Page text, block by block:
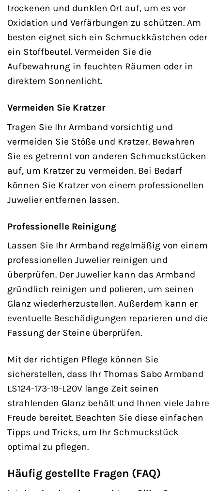
trockenen und dunklen Ort auf, um es vor
Oxidation und Verfärbungen zu schützen. Am
besten eignet sich ein Schmuckkästchen oder
ein Stoffbeutel. Vermeiden Sie die
Aufbewahrung in feuchten Räumen oder in
direktem Sonnenlicht.
Vermeiden Sie Kratzer
Tragen Sie Ihr Armband vorsichtig und
vermeiden Sie Stöße und Kratzer. Bewahren
Sie es getrennt von anderen Schmuckstücken
auf, um Kratzer zu vermeiden. Bei Bedarf
können Sie Kratzer von einem professionellen
Juwelier entfernen lassen.
Professionelle Reinigung
Lassen Sie Ihr Armband regelmäßig von einem
professionellen Juwelier reinigen und
überprüfen. Der Juwelier kann das Armband
gründlich reinigen und polieren, um seinen
Glanz wiederherzustellen. Außerdem kann er
eventuelle Beschädigungen reparieren und die
Fassung der Steine überprüfen.
Mit der richtigen Pflege können Sie
sicherstellen, dass Ihr Thomas Sabo Armband
LS124-173-19-L20V lange Zeit seinen
strahlenden Glanz behält und Ihnen viele Jahre
Freude bereitet. Beachten Sie diese einfachen
Tipps und Tricks, um Ihr Schmuckstück
optimal zu pflegen.
Häufig gestellte Fragen (FAQ)